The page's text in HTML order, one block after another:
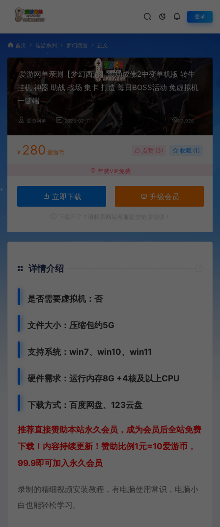
登录
首页 端游系列 梦幻西游 正文
爱游网单亲测【梦幻西游】渡劫成佛2中变单机版 转生
挂机 神器 助战 战场 集卡 打造 每日BOSS活动 免虚拟机
一键端
爱游网单 2025-02-11 3,926
¥ 280 爱游币 点赞 (3) 收藏 (1)
年费VIP免费
立即下载 升级会员
详情介绍
是否需要虚拟机：否
文件大小：压缩包约5G
支持系统：win7、win10、win11
硬件需求：运行内存8G +4核及以上CPU
下载方式： 百度网盘、 123云盘
推荐直接赞助本站永久会员，成为会员后全站免费
下载！内容持续更新！赞助比例1元=10爱游币，
99.9即可加入永久会员
录制的精细视频安装教程，有电脑使用常识，电脑小
白也能轻松学习。